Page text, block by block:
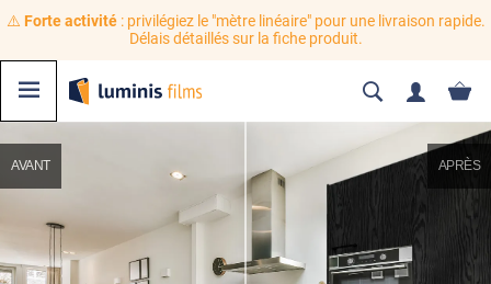
⚠️ Forte activité: privilégiez le "mètre linéaire" pour une livraison rapide.
Délais détaillés sur la fiche produit.
AVANT APRÈS